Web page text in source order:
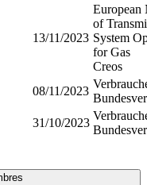
13/11/2023
European
of
System
for Gas
Creos
08/11/2023
31/10/2023